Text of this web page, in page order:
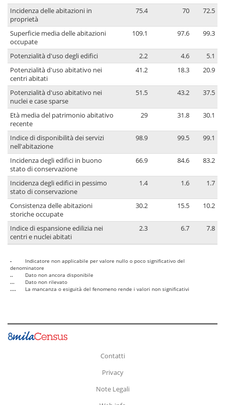
Incidenza delle abitazioni in
proprietà
75.4 70 72.5
Superficie media delle abitazioni
occupate
109.1 97.6 99.3
Potenzialità d'uso degli edifici 2.2 4.6
5.1
Potenzialità d'uso abitativo nei
centri abitati
41.2 18.3 20.9
Potenzialità d'uso abitativo nei
nuclei e case sparse
51.5 43.2 37.5
Età media del patrimonio abitativo
recente
29 31.8 30.1
Indice di disponibilità dei servizi
nell'abitazione
98.9 99.5 99.1
Incidenza degli edifici in buono
stato di conservazione
66.9 84.6 83.2
Incidenza degli edifici in pessimo
stato di conservazione
1.4 1.6 1.7
Consistenza delle abitazioni
storiche occupate
30.2 15.5 10.2
Indice di espansione edilizia nei
centri e nuclei abitati
2.3 6.7 7.8
-
Indicatore non applicabile per valore nullo o poco significativo del
denominatore
..
Dato non ancora disponibile
...
Dato non rilevato
....
La mancanza o esiguità del fenomeno rende i valori non significativi
Contatti
Privacy
Note Legali